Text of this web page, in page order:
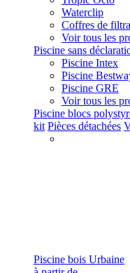
Waterclip
Coffres de
Voir tous les
Piscine sans
Piscine Intex
Piscine
Piscine GRE
Voir tous les
Piscine blocs
kit Pièces détachées
Piscine bois Urbaine